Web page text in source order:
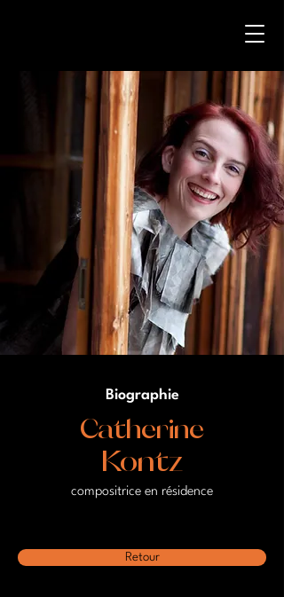
Biographie
Catherine
Kontz
compositrice en résidence
Retour